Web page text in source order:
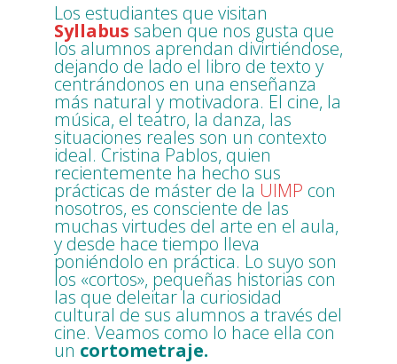
Los estudiantes que visitan
Syllabus saben que nos gusta que
los alumnos aprendan divirtiéndose,
dejando de lado el libro de texto y
centrándonos en una enseñanza
más natural y motivadora. El cine, la
música, el teatro, la danza, las
situaciones reales son un contexto
ideal. Cristina Pablos, quien
recientemente ha hecho sus
prácticas de máster de la UIMP con
nosotros, es consciente de las
muchas virtudes del arte en el aula,
y desde hace tiempo lleva
poniéndolo en práctica. Lo suyo son
los «cortos», pequeñas historias con
las que deleitar la curiosidad
cultural de sus alumnos a través del
cine. Veamos como lo hace ella con
un cortometraje.